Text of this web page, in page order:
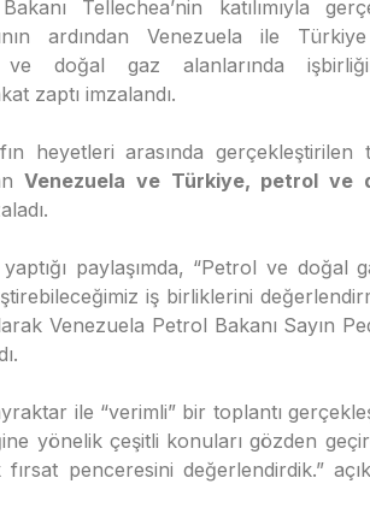
Tellechea’nin katılımıyla
ardından Venezuela ile Türkiye
doğal gaz alanlarında
zaptı imzalandı.
heyetleri arasında gerçekleştirilen
Venezuela ve Türkiye, petrol ve
paylaşımda, “Petrol ve doğal
iş birliklerini
Venezuela Petrol Bakanı Sayın
ile “verimli” bir toplantı
yönelik çeşitli konuları gözden
penceresini değerlendirdik.”